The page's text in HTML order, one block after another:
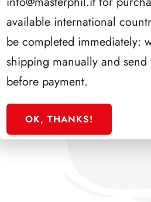
available international
be completed immediately:
shipping manually and
before payment.
OK, THANKS!